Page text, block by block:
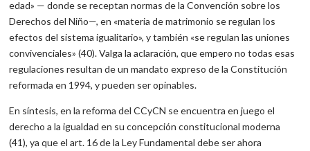
edad» — donde se receptan normas de la Convención sobre los
Derechos del Niño—, en «materia de matrimonio se regulan los
efectos del sistema igualitario», y también «se regulan las uniones
convivenciales» (40). Valga la aclaración, que empero no todas esas
regulaciones resultan de un mandato expreso de la Constitución
reformada en 1994, y pueden ser opinables.
En síntesis, en la reforma del CCyCN se encuentra en juego el
derecho a la igualdad en su concepción constitucional moderna
(41), ya que el art. 16 de la Ley Fundamental debe ser ahora